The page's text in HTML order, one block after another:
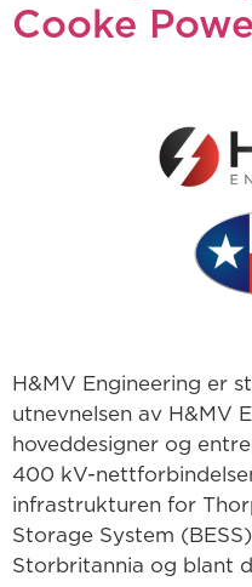
Cooke
H&MV Engineering er
utnevnelsen av H&MV
hoveddesigner og
400 kV-
infrastrukturen for
Storage System
Storbritannia og blant